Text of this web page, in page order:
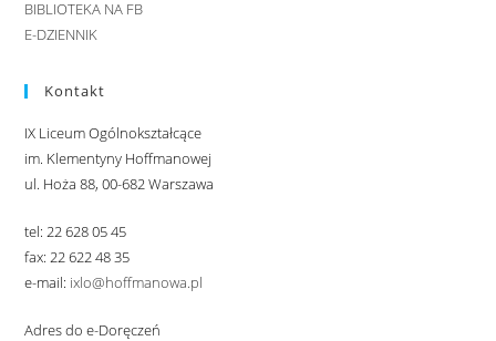
BIBLIOTEKA NA FB
E-DZIENNIK
Kontakt
IX Liceum Ogólnokształcące
im. Klementyny Hoffmanowej
ul. Hoża 88, 00-682 Warszawa
tel: 22 628 05 45
fax: 22 622 48 35
e-mail: ixlo@hoffmanowa.pl
Adres do e-Doręczeń